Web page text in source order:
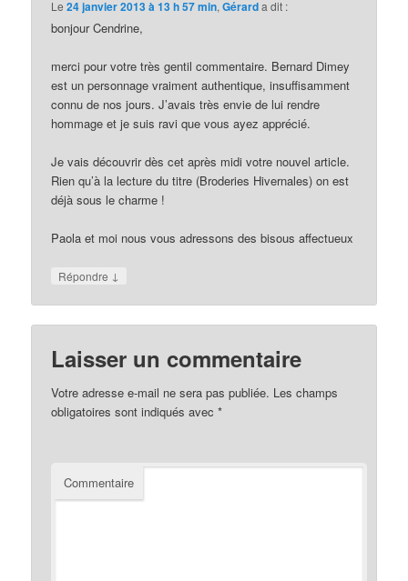
Le24 janvier 2013 à 13 h 57 min,Gérarda dit :
bonjour Cendrine,
merci pour votre très gentil commentaire. Bernard Dimey
est un personnage vraiment authentique, insuffisamment
connu de nos jours. J’avais très envie de lui rendre
hommage et je suis ravi que vous ayez apprécié.
Je vais découvrir dès cet après midi votre nouvel article.
Rien qu’à la lecture du titre (Broderies Hivernales) on est
déjà sous le charme !
Paola et moi nous vous adressons des bisous affectueux
Répondre ↓
Laisser un commentaire
Votre adresse e-mail ne sera pas publiée. Les champs
obligatoires sont indiqués avec*
Commentaire